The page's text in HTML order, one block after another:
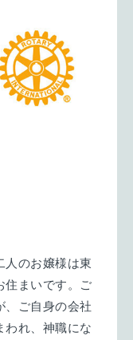
人のお嬢様は東
住まいです。ご
、ご自身の会社
われ、神職にな